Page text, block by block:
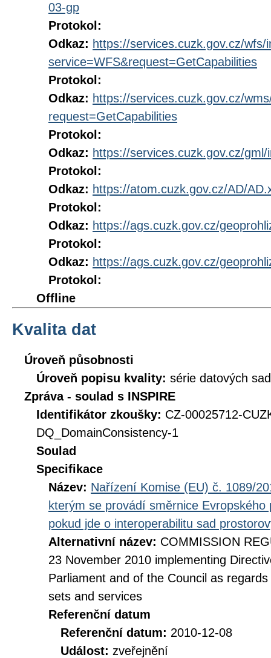
03-gp
Protokol:
Odkaz: https://services.cuzk.gov.cz/wfs/
service=WFS&request=GetCapabilities
Protokol:
Odkaz: https://services.cuzk.gov.cz/
request=GetCapabilities
Protokol:
Odkaz: https://services.cuzk.gov.cz/gml/
Protokol:
Odkaz: https://atom.cuzk.gov.cz/AD/
Protokol:
Odkaz: https://ags.cuzk.gov.cz/
Protokol:
Odkaz: https://ags.cuzk.gov.cz/
Protokol:
Offline
Kvalita dat
Úroveň působnosti
Úroveň popisu kvality: série datových sad
Zpráva - soulad s INSPIRE
Identifikátor zkoušky: CZ-00025712-
DQ_DomainConsistency-1
Soulad
Specifikace
Název: Nařízení Komise (EU) č. 1089/
kterým se provádí směrnice
pokud jde o interoperabilitu sad
Alternativní název: COMMISSION
23 November 2010 implementing
Parliament and of the Council as
sets and services
Referenční datum
Referenční datum: 2010-12-08
Událost: zveřejnění